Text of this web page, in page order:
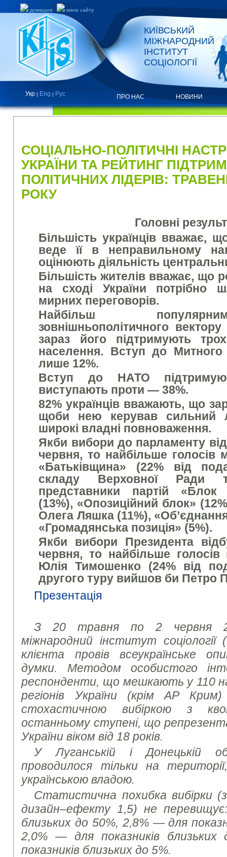
домашня мапа сайту
КИЇВСЬКИЙ
МІЖНАРОДНИЙ
ІНСТИТУТ
СОЦІОЛОГІЇ
Укр | Eng | Рус ПРО НАС НОВИНИ
СОЦІАЛЬНО-ПОЛІТИЧНІ
УКРАЇНИ ТА РЕЙТИНГ
ПОЛІТИЧНИХ ЛІДЕРІВ:
РОКУ
Головні
Більшість українців вважає,
веде її в неправильному
оцінюють діяльність
Більшість жителів вважає, що
на сході України потрібно
мирних переговорів.
Найбільш
зовнішньополітичного
зараз його підтримують
населення. Вступ до
лише 12%.
Вступ до НАТО
виступають проти — 38%.
82% українців вважають, що
щоби нею керував сильний
широкі владні повноваження.
Якби вибори до парламенту
червня, то найбільше
«Батьківщина» (22% від
складу Верховної Ради
представники партій
(13%), «Опозиційний блок»
Олега Ляшка (11%),
«Громадянська позиція» (5%).
Якби вибори Президента
червня, то найбільше
Юлія Тимошенко (24% від
другого туру вийшов би Петро
Презентація
З 20 травня по 2 червня
міжнародний інститут
клієнта провів всеукраїнське
думки. Методом особистого
респонденти, що мешкають у 110
регіонів України (крім АР
стохастичною вибіркою з
останньому ступені, що
України віком від 18 років.
У Луганській і Донецькій
проводилося тільки на
українською владою.
Статистична похибка вибірки (з
дизайн–ефекту 1,5) не
близьких до 50%, 2,8% — для
2,0% — для показників
показників близьких до 5%.